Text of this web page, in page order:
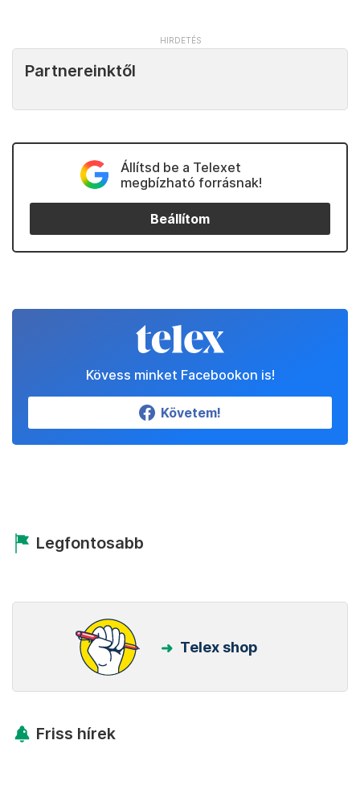
Partnereinktől
Állítsd be a Telexet
megbízható forrásnak!
Beállítom
Kövess minket Facebookon is!
Követem!
Legfontosabb
Telex shop
Friss hírek